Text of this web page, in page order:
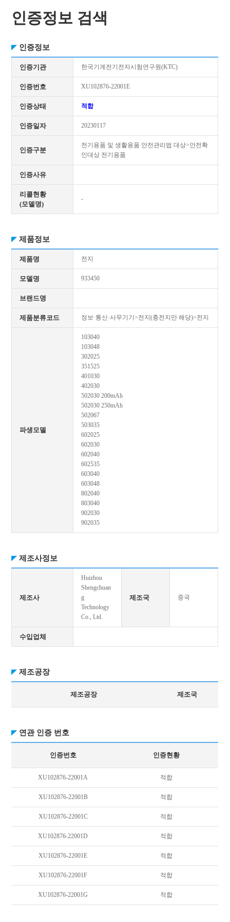
인증정보 검색
인증정보
인증기관 한국기계전기전자시험연구원(KTC)
인증번호 XU102876-22001E
인증상태 적합
인증일자 20230117
인증구분
전기용품 및 생활용품 안전관리법 대상>안전확
인대상 전기용품
인증사유
리콜현황
(모델명)
-
제품정보
제품명 전지
모델명 933450
브랜드명
제품분류코드 정보·통신·사무기기>전지(충전지만 해당)>전지
파생모델
103040
103048
302025
351525
401030
402030
502030 200mAh
502030 250mAh
502067
503035
602025
602030
602040
602535
603040
603048
802040
803040
902030
902035
제조사정보
제조사
Huizhou
Shengchuan
g
Technology
Co., Ltd.
제조국 중국
수입업체
제조공장
제조공장 제조국
연관 인증 번호
인증번호 인증현황
XU102876-22001A 적합
XU102876-22001B 적합
XU102876-22001C 적합
XU102876-22001D 적합
XU102876-22001E 적합
XU102876-22001F 적합
XU102876-22001G 적합